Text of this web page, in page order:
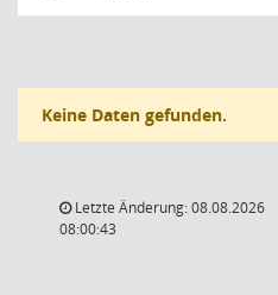
Keine Daten gefunden.
Letzte Änderung: 08.08.2026
08:00:43